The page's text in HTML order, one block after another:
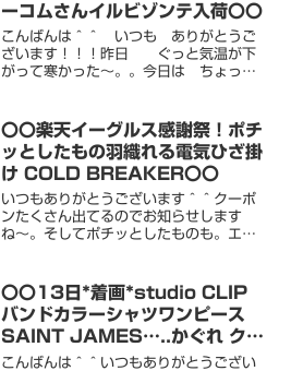
ーコムさんイルビゾンテ入荷〇〇
こんばんは＾＾ いつも ありがとうご
ざいます！！！昨日 ぐっと気温が下
がって寒かった〜。。今日は ちょっ
中です！！↓chiharu80 ROOM訪問＾
＾ 嬉しいで...
〇〇楽天イーグルス感謝祭！ポチ
ッとしたもの羽織れる電気ひざ掛
け COLD BREAKER〇〇
いつもありがとうございます＾＾クーポ
ンたくさん出てるのでお知らせします
ね〜。そしてポチッとしたものも。エン
よ〜！！！！電気毛布 ひざ掛け 日本製
フランネル 洗える 140cm...
〇〇13日*着画*studio CLIP
バンドカラーシャツワンピース
SAINT JAMES…..かぐれ クー
ポン！〇〇
こんばんは＾＾いつもありがとうござい